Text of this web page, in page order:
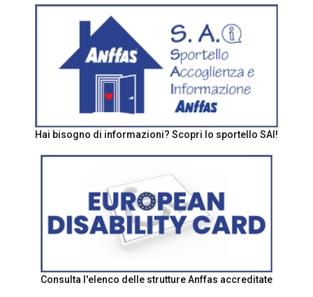
Hai bisogno di informazioni? Scopri lo sportello SAI!
Consulta l'elenco delle strutture Anffas accreditate